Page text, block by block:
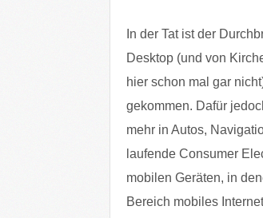
In der Tat ist der
Desktop (und von
hier schon mal gar
gekommen. Dafür
mehr in Autos,
laufende Consumer
mobilen Geräten, in
Bereich mobiles